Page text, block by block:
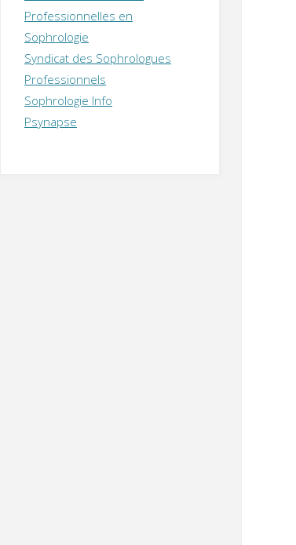
Professionnelles en
Sophrologie
Syndicat des Sophrologues
Professionnels
Sophrologie Info
Psynapse